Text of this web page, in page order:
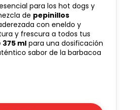
para los hot dogs y
de pepinillos
con eneldo y
y frescura a todos tus
ml para una dosificación
sabor de la barbacoa